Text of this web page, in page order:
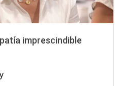
imprescindible